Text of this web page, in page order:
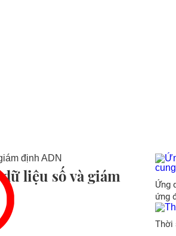
liệu số và giám
Ứng
ứng
Thời